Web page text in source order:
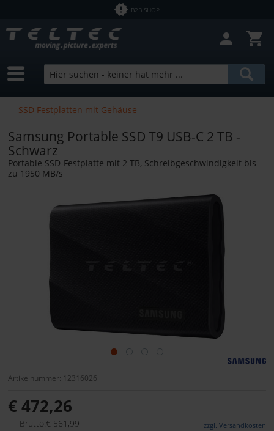
B2B SHOP
SSD Festplatten mit Gehäuse
Samsung Portable SSD T9 USB-C 2 TB -
Schwarz
Portable SSD-Festplatte mit 2 TB, Schreibgeschwindigkeit bis
zu 1950 MB/s
Artikelnummer: 12316026
€ 472,26
Brutto:€ 561,99 zzgl. Versandkosten
Sofort lieferbar
Hersteller
von0,01 € bis37800,00 €